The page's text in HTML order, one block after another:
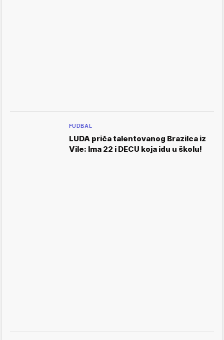
FUDBAL
LUDA priča talentovanog Brazilca iz
Vile: Ima 22 i DECU koja idu u školu!